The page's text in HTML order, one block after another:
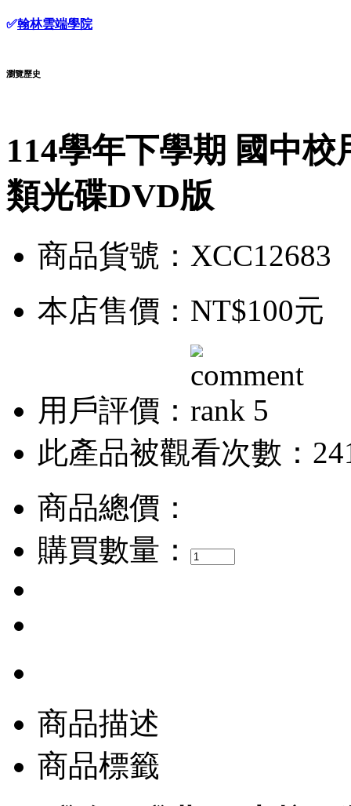
✅翰林雲端學院
瀏覽歷史
114學年下學期 國中
類光碟DVD版
商品貨號：XCC12683
本店售價： NT$100元
用戶評價：
此產品被觀看次數：
商品總價：
購買數量：
商品描述
商品標籤